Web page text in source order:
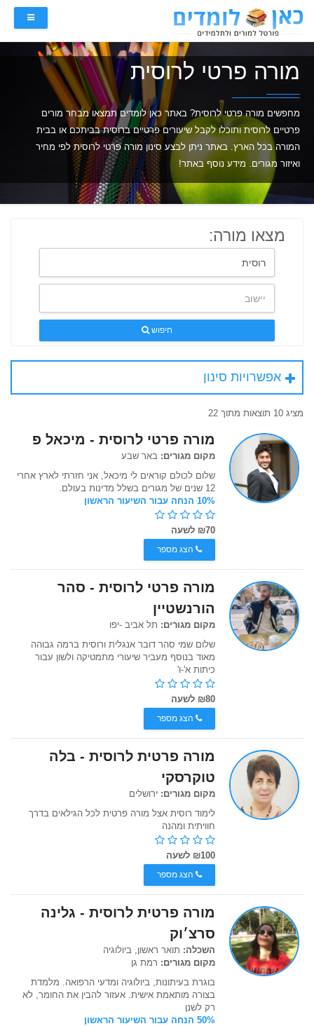
מורה פרטי לרוסית
מחפשים מורה פרטי לרוסית? באתר כאן לומדים תמצאו מבחר מורים
פרטיים לרוסית ותוכלו לקבל שיעורים פרטיים ברוסית בביתכם או בבית
המורה בכל הארץ. באתר ניתן לבצע סינון מורה פרטי לרוסית לפי מחיר
ואיזור מגורים. מידע נוסף באתר!
מצאו מורה:
חיפוש
אפשרויות סינון
מציג 10 תוצאות מתוך 22
מורה פרטי לרוסית - מיכאל פ
מקום מגורים: באר שבע
שלום לכולם קוראים לי מיכאל, אני חזרתי לארץ אחרי
12 שנים של מגורים בשלל מדינות בעולם.
10% הנחה עבור השיעור הראשון
₪70 לשעה
הצג מספר
מורה פרטי לרוסית - סהר
הורנשטיין
מקום מגורים: תל אביב -יפו
שלום שמי סהר דובר אנגלית ורוסית ברמה גבוהה
מאוד בנוסף מעביר שיעורי מתמטיקה ולשון עבור
כיתות א'-ו'
₪80 לשעה
הצג מספר
מורה פרטית לרוסית - בלה
טוקרסקי
מקום מגורים: ירושלים
לימוד רוסית אצל מורה פרטית לכל הגילאים בדרך
חוויתית ומהנה
₪100 לשעה
הצג מספר
מורה פרטית לרוסית - גלינה
סרצ׳וק
השכלה: תואר ראשון, ביולוגיה
מקום מגורים: רמת גן
בוגרת בעיתונות, ביולוגיה ומדעי הרפואה. מלמדת
בצורה מותאמת אישית. אעזור להבין את החומר, לא
רק לשנן
50% הנחה עבור השיעור הראשון